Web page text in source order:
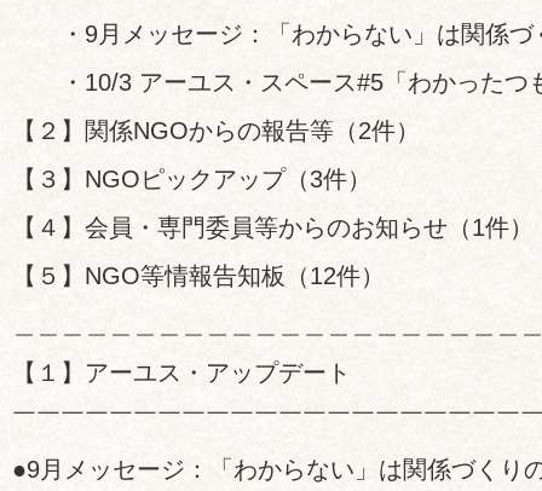
・9月メッセージ：「わからない」は関係づ
・10/3 アーユス・スペース#5「わかったつ
【２】関係NGOからの報告等（2件）
【３】NGOピックアップ（3件）
【４】会員・専門委員等からのお知らせ（1件）
【５】NGO等情報告知板（12件）
【１】アーユス・アップデート
￣￣￣￣￣￣￣￣￣￣￣￣￣￣￣￣￣￣￣￣￣
●9月メッセージ：「わからない」は関係づくり